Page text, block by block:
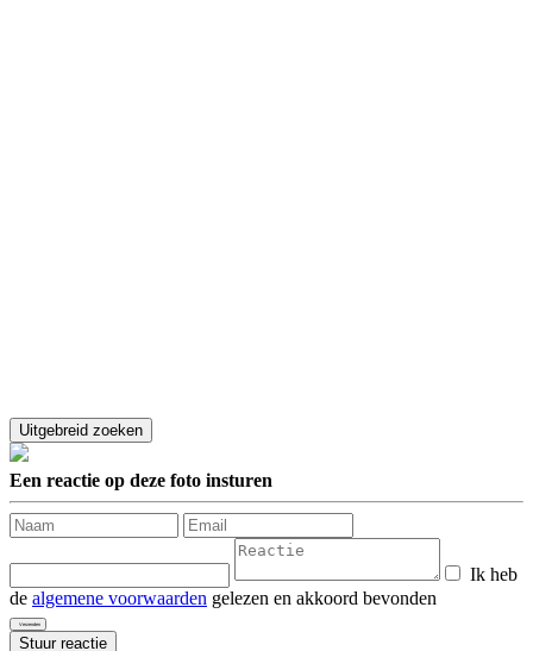
Een reactie op deze foto insturen
Ik heb
de algemene voorwaarden gelezen en akkoord bevonden